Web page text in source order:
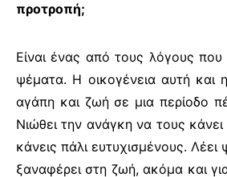
προτροπή;
Είναι ένας από τους λόγους
ψέματα. Η οικογένεια αυτή και η
αγάπη και ζωή σε μια περίοδο
Νιώθει την ανάγκη να τους
κάνεις πάλι ευτυχισμένους.
ξαναφέρει στη ζωή, ακόμα και